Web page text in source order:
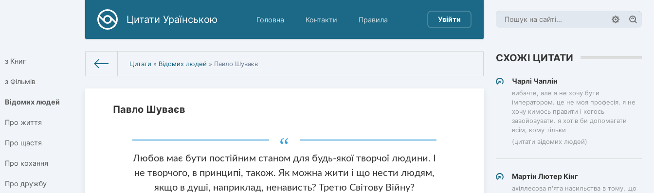
Цитати Ураїнською Головна Контакти Правила Увійти
з Книг
з Фільмів
Відомих людей
Про життя
Про щастя
Про кохання
Про дружбу
Цитати » Відомих людей » Павло Шуваєв
Павло Шуваєв
Любов має бути постійним станом для будь-якої творчої людини. І
не творчого, в принципі, також. Як можна жити і що нести людям,
якщо в душі, наприклад, ненависть? Третю Світову Війну?
СХОЖІ ЦИТАТИ
Чарлі Чаплін
вибачте, але я не хочу бути
імператором. це не моя професія. я не
хочу кимось правити і когось
завойовувати. я хотів би допомагати
всім, кому тільки
(цитати відомих людей)
Мартін Лютер Кінг
ахіллесова п'ята насильства в тому, що